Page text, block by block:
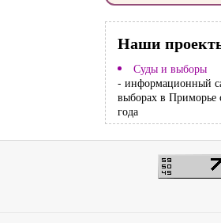
Наши
Суды и выборы
- информационный
выборах в Приморье
года